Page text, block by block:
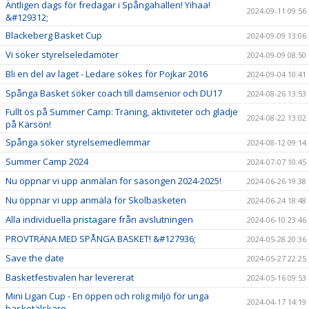
Äntligen dags för fredagar i Spångahallen! Yihaa!
&#129312;
2024-09-11 09:56
Blackeberg Basket Cup 2024-09-09 13:06
Vi söker styrelseledamöter 2024-09-09 08:50
Bli en del av laget - Ledare sökes för Pojkar 2016 2024-09-04 10:41
Spånga Basket söker coach till damsenior och DU17 2024-08-26 13:53
Fullt ös på Summer Camp: Träning, aktiviteter och glädje
på Kärsön!
2024-08-22 13:02
Spånga söker styrelsemedlemmar 2024-08-12 09:14
Summer Camp 2024 2024-07-07 10:45
Nu öppnar vi upp anmälan för säsongen 2024-2025! 2024-06-26 19:38
Nu öppnar vi upp anmäla för Skolbasketen 2024-06-24 18:48
Alla individuella pristagare från avslutningen 2024-06-10 23:46
PROVTRÄNA MED SPÅNGA BASKET! &#127936; 2024-05-28 20:36
Save the date 2024-05-27 22:25
Basketfestivalen har levererat 2024-05-16 09:53
Mini Ligan Cup - En öppen och rolig miljö för unga
2024-04-17 14:19